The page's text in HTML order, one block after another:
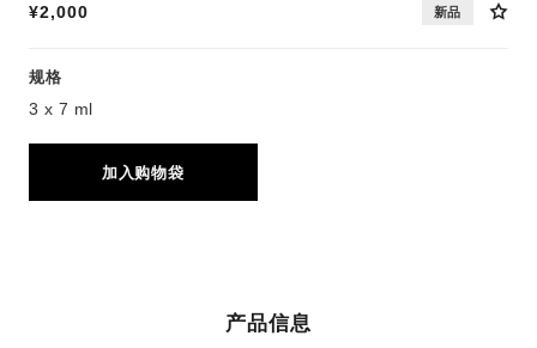
¥2,000 新品
规格
3 x 7 ml
加入购物袋
产品信息